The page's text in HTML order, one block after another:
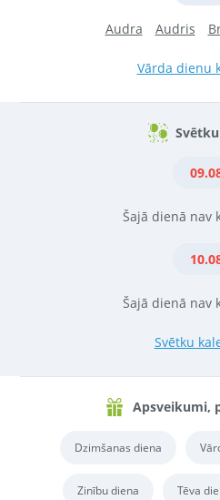
Audra Audris
Vārda dienu
Šajā dienā nav
Šajā dienā nav
Svētku
Apsveikumi,
Dzimšanas diena
Zinību diena Tēva